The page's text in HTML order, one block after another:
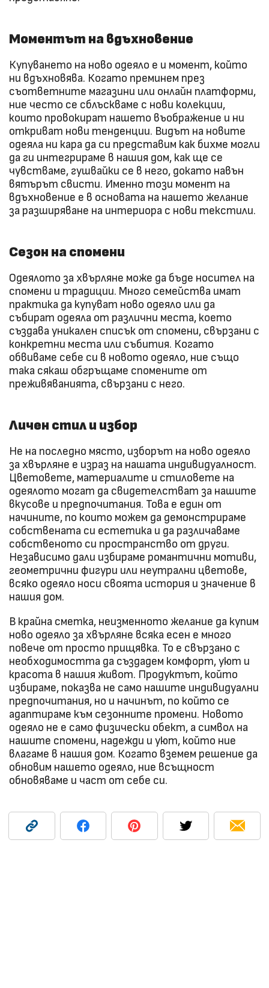
Моментът на вдъхновение
Купуването на ново одеяло е и момент, който
ни вдъхновява. Когато преминем през
съответните магазини или онлайн платформи,
ние често се сблъскваме с нови колекции,
които провокират нашето въображение и ни
откриват нови тенденции. Видът на новите
одеяла ни кара да си представим как бихме могли
да ги интегрираме в нашия дом, как ще се
чувстваме, гушвайки се в него, докато навън
вятърът свисти. Именно този момент на
вдъхновение е в основата на нашето желание
за разширяване на интериора с нови текстили.
Сезон на спомени
Одеялото за хвърляне може да бъде носител на
спомени и традиции. Много семейства имат
практика да купуват ново одеяло или да
събират одеяла от различни места, което
създава уникален списък от спомени, свързани с
конкретни места или събития. Когато
обвиваме себе си в новото одеяло, ние също
така сякаш обгръщаме спомените от
преживяванията, свързани с него.
Личен стил и избор
Не на последно място, изборът на ново одеяло
за хвърляне е израз на нашата индивидуалност.
Цветовете, материалите и стиловете на
одеялото могат да свидетелстват за нашите
вкусове и предпочитания. Това е един от
начините, по които можем да демонстрираме
собствената си естетика и да различаваме
собственото си пространство от други.
Независимо дали избираме романтични мотиви,
геометрични фигури или неутрални цветове,
всяко одеяло носи своята история и значение в
нашия дом.
В крайна сметка, неизменното желание да купим
ново одеяло за хвърляне всяка есен е много
повече от просто прищявка. То е свързано с
необходимостта да създадем комфорт, уют и
красота в нашия живот. Продуктът, който
избираме, показва не само нашите индивидуални
предпочитания, но и начинът, по който се
адаптираме към сезонните промени. Новото
одеяло не е само физически обект, а символ на
нашите спомени, надежди и уют, който ние
влагаме в нашия дом. Когато вземем решение да
обновим нашето одеяло, ние всъщност
обновяваме и част от себе си.